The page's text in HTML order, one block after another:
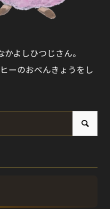
よしひつじさん。
ーのおべんきょうをし